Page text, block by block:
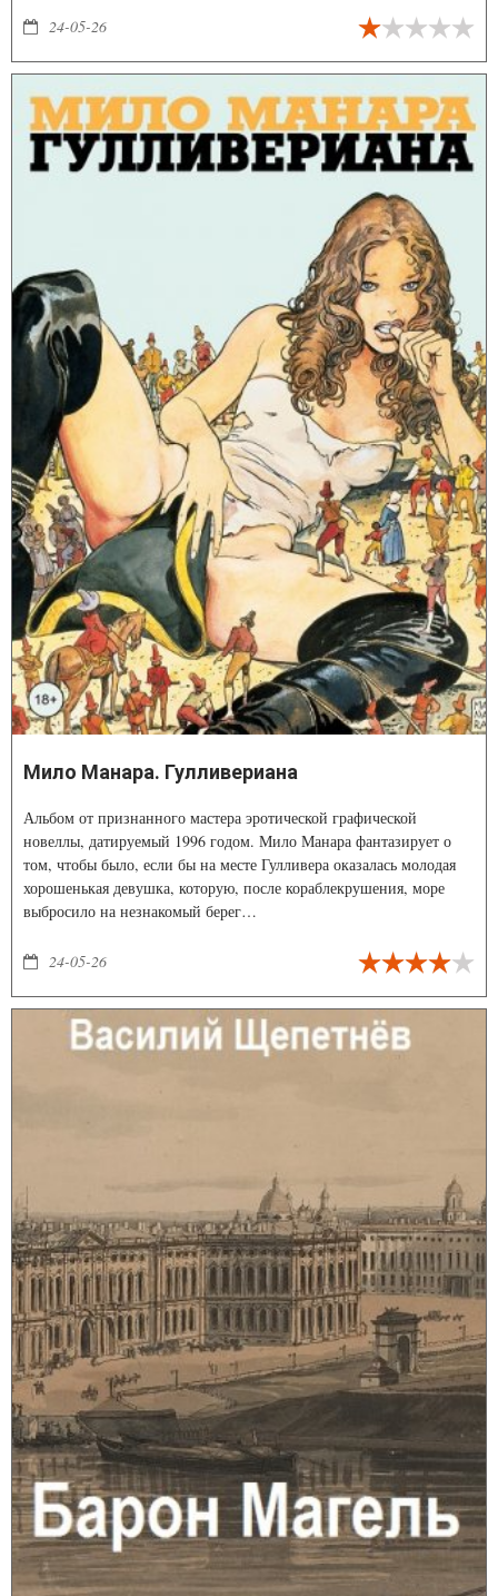
«Пацаны».
24-05-26
Мило Манара. Гулливериана
Альбом от признанного мастера эротической графической
новеллы, датируемый 1996 годом. Мило Манара фантазирует о
том, чтобы было, если бы на месте Гулливера оказалась молодая
хорошенькая девушка, которую, после кораблекрушения, море
выбросило на незнакомый берег…
24-05-26